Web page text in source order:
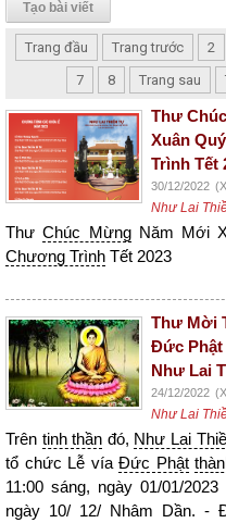
Tạo bài viết
Trang đầu Trang trước 2
7
8 Trang sau
Thư
Xuân
Trình Tết
30/12/2022
Như Lai
ThưChúc MừngNăm Mới
Chương Trình Tết 2023
Thư Mời
Đức Phật
Như Lai
24/12/2022
Như Lai
Trên tinh thần đó, Như Lai
tổ chức Lễ vía Đức Phật
11:00 sáng, ngày 01/01/
ngày 10/ 12/ Nhâm Dần. -